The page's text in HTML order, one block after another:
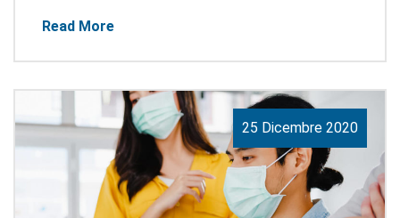
Read More
25 Dicembre 2020